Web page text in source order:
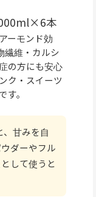
本
ーモンド効
繊維・カルシ
の方にも安心
ク・スイーツ
。
、甘みを自
ダーやフル
して使うと